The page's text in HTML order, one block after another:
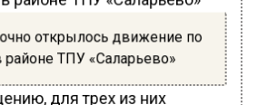
открылось движение по
районе ТПУ «Саларьево»
для трех из них